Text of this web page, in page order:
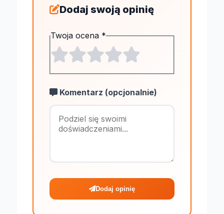
Dodaj swoją opinię
Twoja ocena *
Komentarz (opcjonalnie)
Maksymalnie
Dodaj opinię